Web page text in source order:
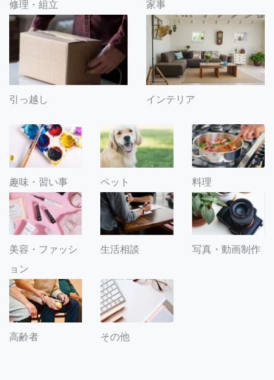
修理・組立 家事
引っ越し インテリア
趣味・習い事 ペット 料理
美容・ファッシ
ョン
生活相談 写真・動画制作
高齢者 その他